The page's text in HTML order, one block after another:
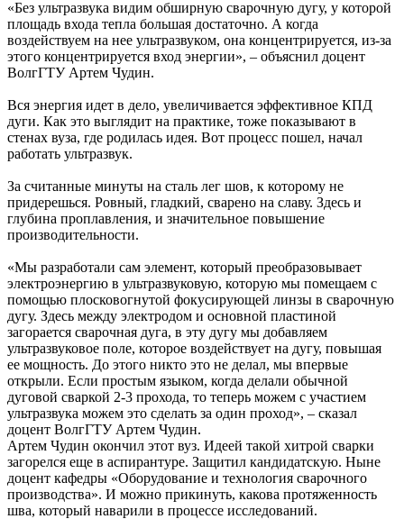
«Без ультразвука видим обширную сварочную дугу, у которой
площадь входа тепла большая достаточно. А когда
воздействуем на нее ультразвуком, она концентрируется, из-за
этого концентрируется вход энергии», – объяснил доцент
ВолгГТУ Артем Чудин.
Вся энергия идет в дело, увеличивается эффективное КПД
дуги. Как это выглядит на практике, тоже показывают в
стенах вуза, где родилась идея. Вот процесс пошел, начал
работать ультразвук.
За считанные минуты на сталь лег шов, к которому не
придерешься. Ровный, гладкий, сварено на славу. Здесь и
глубина проплавления, и значительное повышение
производительности.
«Мы разработали сам элемент, который преобразовывает
электроэнергию в ультразвуковую, которую мы помещаем с
помощью плосковогнутой фокусирующей линзы в сварочную
дугу. Здесь между электродом и основной пластиной
загорается сварочная дуга, в эту дугу мы добавляем
ультразвуковое поле, которое воздействует на дугу, повышая
ее мощность. До этого никто это не делал, мы впервые
открыли. Если простым языком, когда делали обычной
дуговой сваркой 2-3 прохода, то теперь можем с участием
ультразвука можем это сделать за один проход», – сказал
доцент ВолгГТУ Артем Чудин.
Артем Чудин окончил этот вуз. Идеей такой хитрой сварки
загорелся еще в аспирантуре. Защитил кандидатскую. Ныне
доцент кафедры «Оборудование и технология сварочного
производства». И можно прикинуть, какова протяженность
шва, который наварили в процессе исследований.